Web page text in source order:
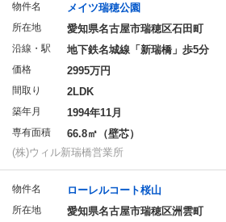
物件名 メイツ瑞穂公園
所在地 愛知県名古屋市瑞穂区石田町
沿線・駅 地下鉄名城線「新瑞橋」歩5分
価格 2995万円
間取り 2LDK
築年月 1994年11月
専有面積
66.8㎡（壁芯）
(株)ウィル新瑞橋営業所
物件名 ローレルコート桜山
所在地 愛知県名古屋市瑞穂区洲雲町